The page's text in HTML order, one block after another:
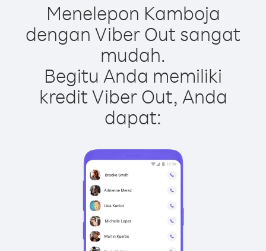
Menelepon Kamboja
dengan Viber Out sangat
mudah.
Begitu Anda memiliki
kredit Viber Out, Anda
dapat: